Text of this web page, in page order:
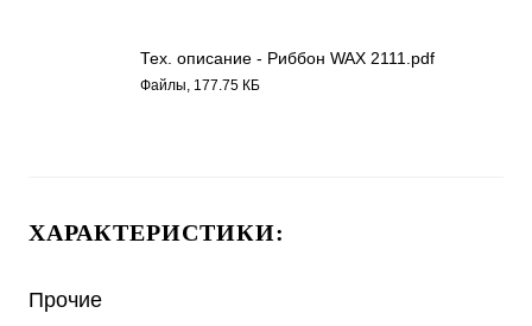
Тех. описание - Риббон WAX 2111.pdf
Файлы, 177.75 КБ
ХАРАКТЕРИСТИКИ:
Прочие